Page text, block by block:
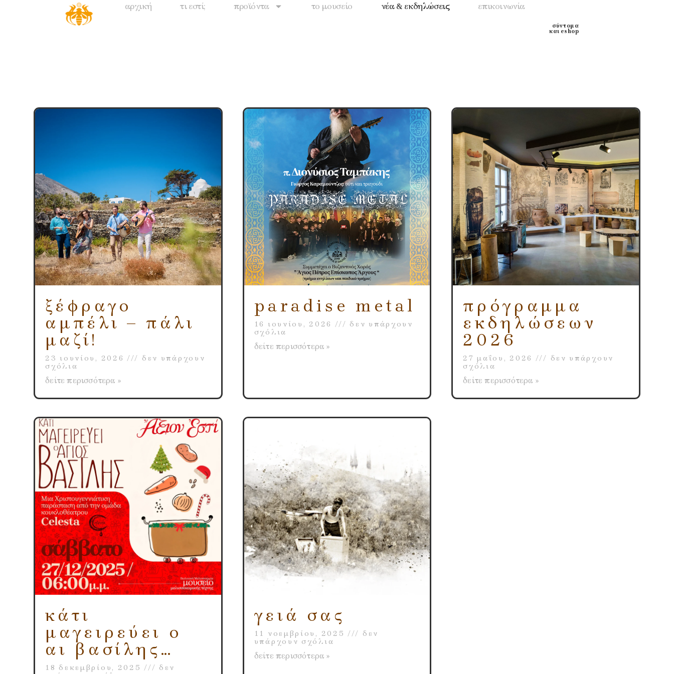
αρχική τι εστί; προϊόντα το μουσείο νέα & εκδηλώσεις επικοινωνία
σύντομα
και eshop
ξέφραγο
αμπέλι – πάλι
μαζί!
23 ιουνίου, 2026
δεν υπάρχουν
σχόλια
δείτε περισσότερα »
paradise metal
16 ιουνίου, 2026
δεν υπάρχουν
σχόλια
δείτε περισσότερα »
πρόγραμμα
εκδηλώσεων
2026
27 μαΐου, 2026
δεν υπάρχουν
σχόλια
δείτε περισσότερα »
κάτι
μαγειρεύει ο
αι βασίλης…
18 δεκεμβρίου, 2025
δεν
γειά σας
11 νοεμβρίου, 2025
δεν
υπάρχουν σχόλια
δείτε περισσότερα »